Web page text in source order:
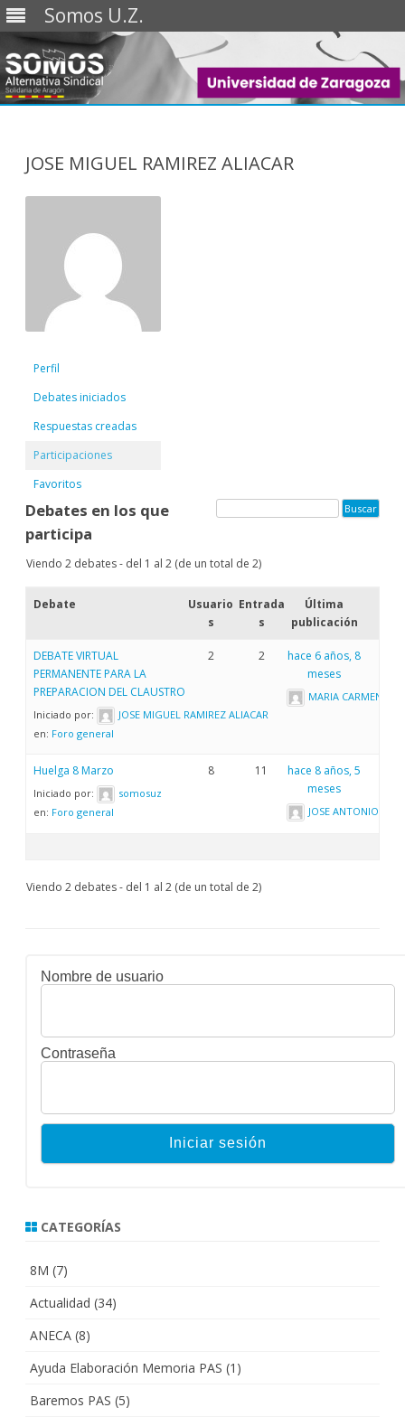
Somos U.Z.
Saltar
JOSE MIGUEL RAMIREZ ALIACAR
Perfil
Debates iniciados
Respuestas creadas
Participaciones
Favoritos
Debates en los que
participa
Viendo 2 debates - del 1 al 2 (de un total de 2)
Debate
Usuario
s
Entrada
s
Última
publicación
DEBATE VIRTUAL
PERMANENTE PARA LA
PREPARACION DEL CLAUSTRO
Iniciado por:
JOSE MIGUEL RAMIREZ ALIACAR
en: Foro general
2 2
hace 6 años, 8
meses
MARIA CARMEN
Huelga 8 Marzo
Iniciado por:
somosuz
en: Foro general
8 11
hace 8 años, 5
meses
JOSE ANTONIO
Viendo 2 debates - del 1 al 2 (de un total de 2)
Nombre de usuario
Contraseña
CATEGORÍAS
8M (7)
Actualidad (34)
ANECA (8)
Ayuda Elaboración Memoria PAS (1)
Baremos PAS (5)